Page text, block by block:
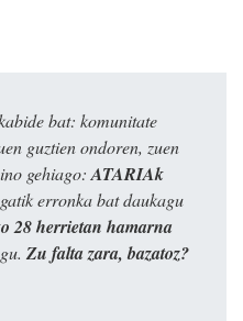
bat: komunitate
guztien ondoren, zuen
gehiago: ATARIAk
erronka bat daukagu
28 herrietan hamarna
Zu falta zara, bazatoz?